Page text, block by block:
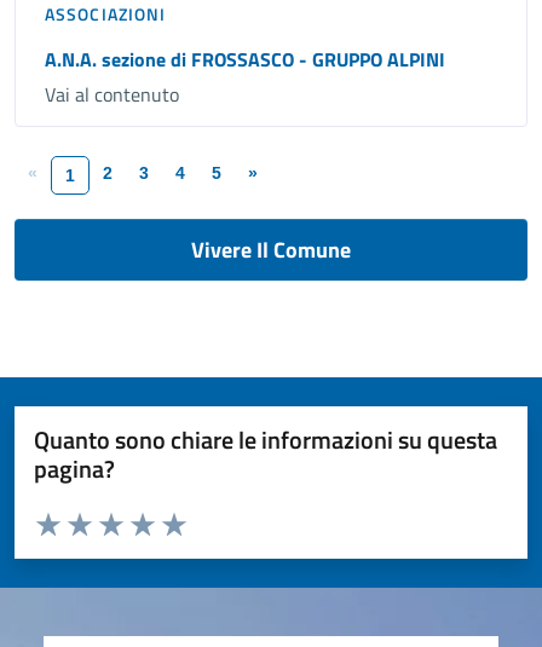
ASSOCIAZIONI
A.N.A. sezione di FROSSASCO - GRUPPO ALPINI
Vai al contenuto
« 1 2 3 4 5 »
Vivere Il Comune
Quanto sono chiare le informazioni su questa
pagina?
Valuta da 1 a 5 stelle la pagina
Valuta 5 stelle su 5
Valuta 4 stelle su 5
Valuta 3 stelle su 5
Valuta 2 stelle su 5
Valuta 1 stelle su 5